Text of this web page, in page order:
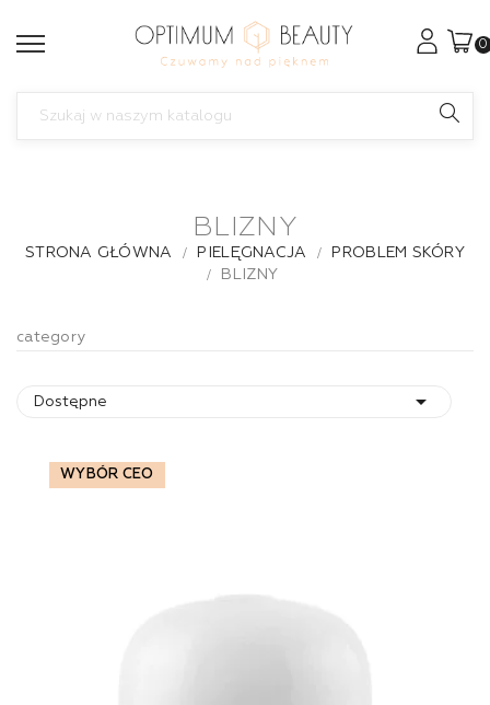
0
BLIZNY
STRONA GŁÓWNA PIELĘGNACJA
PROBLEM SKÓRY
BLIZNY
category
Dostępne 
WYBÓR CEO